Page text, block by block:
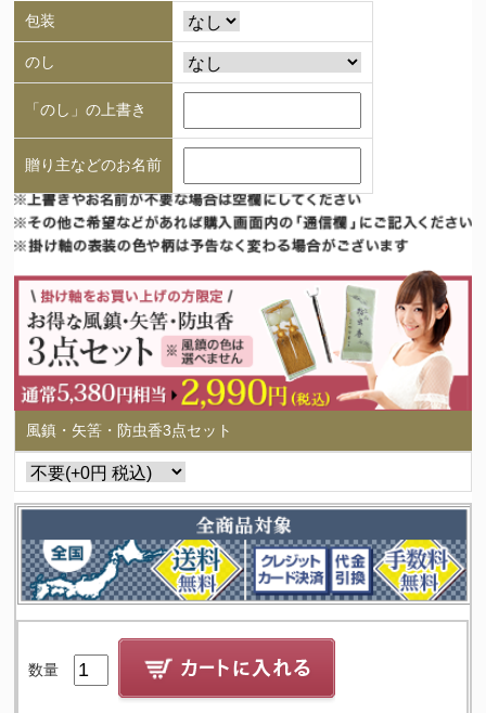
包装
のし
「のし」の上書き
贈り主などのお名前
風鎮・矢筈・防虫香3点セット
数量